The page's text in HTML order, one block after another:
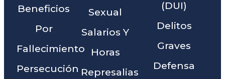
Beneficios
Por
Fallecimiento
Persecución
Sexual
Salarios Y
Horas
Represalias
(DUI)
Delitos
Graves
Defensa